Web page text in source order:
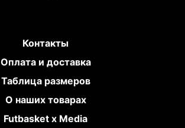
Контакты
Оплата и доставка
Таблица размеров
О наших товарах
Futbasket x Media